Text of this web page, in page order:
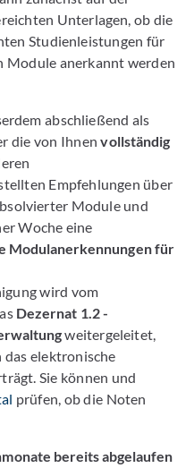
Unterlagen, ob die
Studienleistungen für
Module anerkannt werden
abschließend als
die von Ihnenvollständig
Empfehlungen über
Module und
Woche eine
Modulanerkennungen für
wird vom
Dezernat 1.2 -
weitergeleitet,
elektronische
Sie können und
prüfen, ob die Noten
bereits abgelaufen